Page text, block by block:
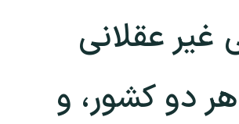
عقلانی
هر دو کشور، و